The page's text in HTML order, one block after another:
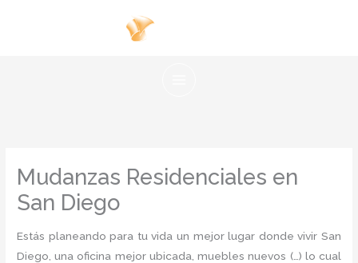
Mudanzas Residenciales en
San Diego
Estás planeando para tu vida un mejor lugar donde vivir San
Diego, una oficina mejor ubicada, muebles nuevos (…) lo cual